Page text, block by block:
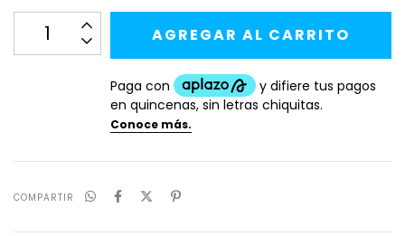
COMPARTIR